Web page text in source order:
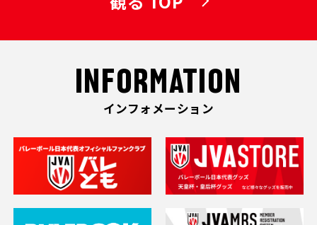
INFORMATION
インフォメーション